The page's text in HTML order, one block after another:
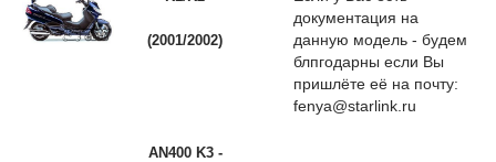
(2001/2002)
документация на
данную модель - будем
блпгодарны если Вы
пришлёте её на почту:
fenya@starlink.ru
AN400 K3 -